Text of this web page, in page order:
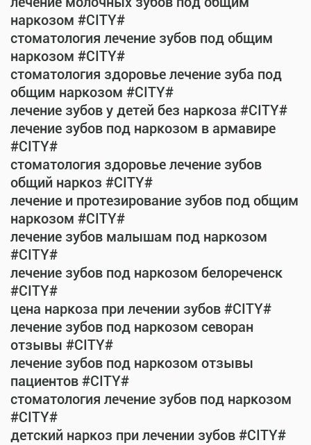
наркозом #CITY#
стоматология лечение зубов под общим
наркозом #CITY#
стоматология здоровье лечение зуба под
общим наркозом #CITY#
лечение зубов у детей без наркоза #CITY#
лечение зубов под наркозом в армавире
#CITY#
стоматология здоровье лечение зубов
общий наркоз #CITY#
лечение и протезирование зубов под общим
наркозом #CITY#
лечение зубов малышам под наркозом
#CITY#
лечение зубов под наркозом белореченск
#CITY#
цена наркоза при лечении зубов #CITY#
лечение зубов под наркозом севоран
отзывы #CITY#
лечение зубов под наркозом отзывы
пациентов #CITY#
стоматология лечение зубов под наркозом
#CITY#
детский наркоз при лечении зубов #CITY#